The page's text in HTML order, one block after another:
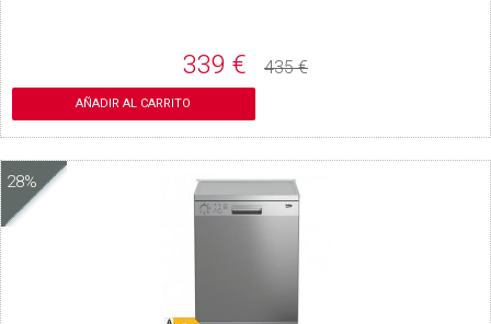
339 € 435 €
AÑADIR AL CARRITO
28%